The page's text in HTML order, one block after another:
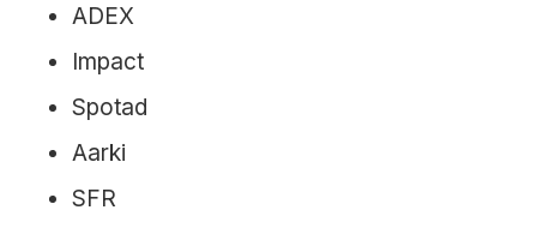
ADEX
Impact
Spotad
Aarki
SFR